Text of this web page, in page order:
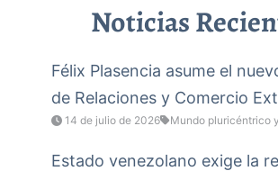
Noticias
Félix Plasencia asume el
de Relaciones y Comercio
14 de julio de 2026 Mundo pluricéntrico
Estado venezolano exige la